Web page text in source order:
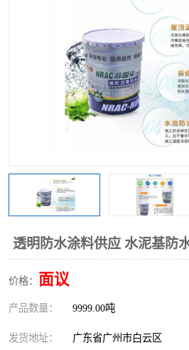
透明防水涂料供应 水泥基防
价格： 面议
产品数量： 9999.00吨
发货地址： 广东省广州市白云区